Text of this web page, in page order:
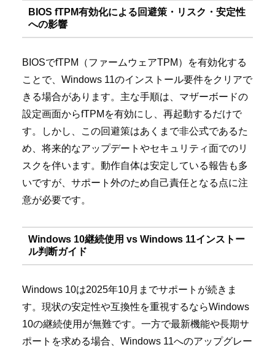
BIOS fTPM有効化による回避策・リスク・安定性
への影響
BIOSでfTPM（ファームウェアTPM）を有効化する
ことで、Windows 11のインストール要件をクリアで
きる場合があります。主な手順は、マザーボードの
設定画面からfTPMを有効にし、再起動するだけで
す。しかし、この回避策はあくまで非公式であるた
め、将来的なアップデートやセキュリティ面でのリ
スクを伴います。動作自体は安定している報告も多
いですが、サポート外のため自己責任となる点に注
意が必要です。
Windows 10継続使用 vs Windows 11インストー
ル判断ガイド
Windows 10は2025年10月までサポートが続きま
す。現状の安定性や互換性を重視するならWindows
10の継続使用が無難です。一方で最新機能や長期サ
ポートを求める場合、Windows 11へのアップグレー